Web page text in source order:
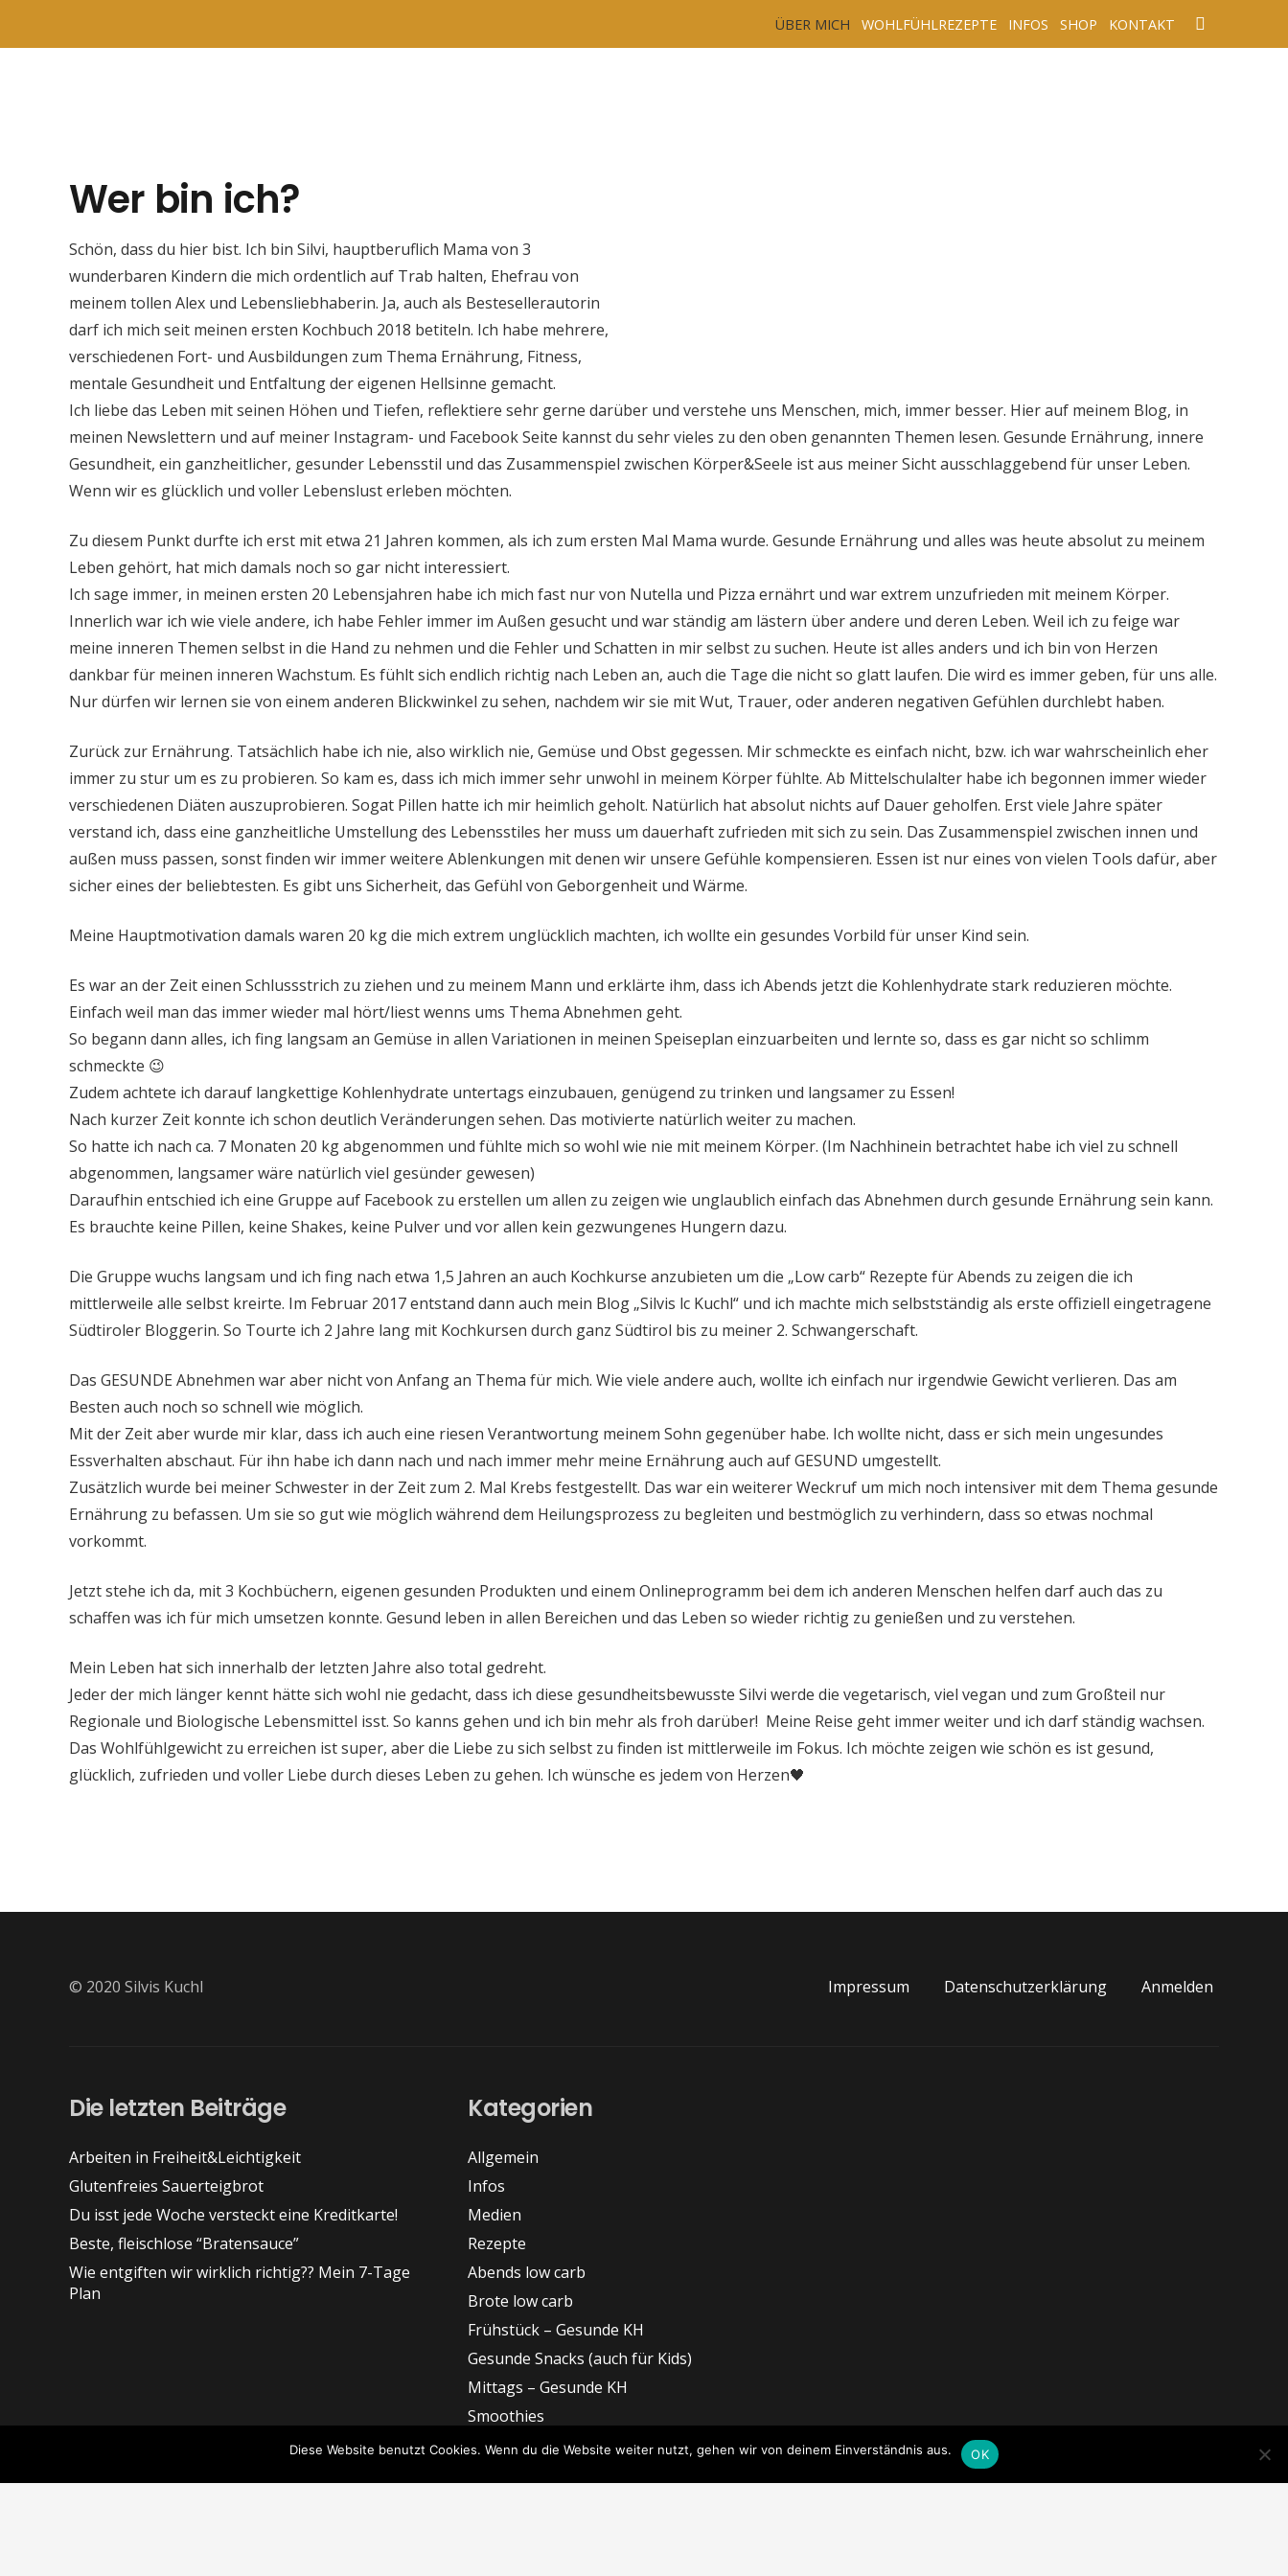
ÜBER MICH WOHLFÜHLREZEPTE INFOS SHOP KONTAKT
Wer bin ich?
Schön, dass du hier bist. Ich bin Silvi, hauptberuflich Mama von 3
wunderbaren Kindern die mich ordentlich auf Trab halten, Ehefrau von
meinem tollen Alex und Lebensliebhaberin. Ja, auch als Bestesellerautorin
darf ich mich seit meinen ersten Kochbuch 2018 betiteln. Ich habe mehrere,
verschiedenen Fort- und Ausbildungen zum Thema Ernährung, Fitness,
mentale Gesundheit und Entfaltung der eigenen Hellsinne gemacht.
Ich liebe das Leben mit seinen Höhen und Tiefen, reflektiere sehr gerne darüber und verstehe uns Menschen, mich, immer besser. Hier auf meinem Blog, in
meinen Newslettern und auf meiner Instagram- und Facebook Seite kannst du sehr vieles zu den oben genannten Themen lesen. Gesunde Ernährung, innere
Gesundheit, ein ganzheitlicher, gesunder Lebensstil und das Zusammenspiel zwischen Körper&Seele ist aus meiner Sicht ausschlaggebend für unser Leben.
Wenn wir es glücklich und voller Lebenslust erleben möchten.
Zu diesem Punkt durfte ich erst mit etwa 21 Jahren kommen, als ich zum ersten Mal Mama wurde. Gesunde Ernährung und alles was heute absolut zu meinem
Leben gehört, hat mich damals noch so gar nicht interessiert.
Ich sage immer, in meinen ersten 20 Lebensjahren habe ich mich fast nur von Nutella und Pizza ernährt und war extrem unzufrieden mit meinem Körper.
Innerlich war ich wie viele andere, ich habe Fehler immer im Außen gesucht und war ständig am lästern über andere und deren Leben. Weil ich zu feige war
meine inneren Themen selbst in die Hand zu nehmen und die Fehler und Schatten in mir selbst zu suchen. Heute ist alles anders und ich bin von Herzen
dankbar für meinen inneren Wachstum. Es fühlt sich endlich richtig nach Leben an, auch die Tage die nicht so glatt laufen. Die wird es immer geben, für uns alle.
Nur dürfen wir lernen sie von einem anderen Blickwinkel zu sehen, nachdem wir sie mit Wut, Trauer, oder anderen negativen Gefühlen durchlebt haben.
Zurück zur Ernährung. Tatsächlich habe ich nie, also wirklich nie, Gemüse und Obst gegessen. Mir schmeckte es einfach nicht, bzw. ich war wahrscheinlich eher
immer zu stur um es zu probieren. So kam es, dass ich mich immer sehr unwohl in meinem Körper fühlte. Ab Mittelschulalter habe ich begonnen immer wieder
verschiedenen Diäten auszuprobieren. Sogat Pillen hatte ich mir heimlich geholt. Natürlich hat absolut nichts auf Dauer geholfen. Erst viele Jahre später
verstand ich, dass eine ganzheitliche Umstellung des Lebensstiles her muss um dauerhaft zufrieden mit sich zu sein. Das Zusammenspiel zwischen innen und
außen muss passen, sonst finden wir immer weitere Ablenkungen mit denen wir unsere Gefühle kompensieren. Essen ist nur eines von vielen Tools dafür, aber
sicher eines der beliebtesten. Es gibt uns Sicherheit, das Gefühl von Geborgenheit und Wärme.
Meine Hauptmotivation damals waren 20 kg die mich extrem unglücklich machten, ich wollte ein gesundes Vorbild für unser Kind sein.
Es war an der Zeit einen Schlussstrich zu ziehen und zu meinem Mann und erklärte ihm, dass ich Abends jetzt die Kohlenhydrate stark reduzieren möchte.
Einfach weil man das immer wieder mal hört/liest wenns ums Thema Abnehmen geht.
So begann dann alles, ich fing langsam an Gemüse in allen Variationen in meinen Speiseplan einzuarbeiten und lernte so, dass es gar nicht so schlimm
schmeckte 😉
Zudem achtete ich darauf langkettige Kohlenhydrate untertags einzubauen, genügend zu trinken und langsamer zu Essen!
Nach kurzer Zeit konnte ich schon deutlich Veränderungen sehen. Das motivierte natürlich weiter zu machen.
So hatte ich nach ca. 7 Monaten 20 kg abgenommen und fühlte mich so wohl wie nie mit meinem Körper. (Im Nachhinein betrachtet habe ich viel zu schnell
abgenommen, langsamer wäre natürlich viel gesünder gewesen)
Daraufhin entschied ich eine Gruppe auf Facebook zu erstellen um allen zu zeigen wie unglaublich einfach das Abnehmen durch gesunde Ernährung sein kann.
Es brauchte keine Pillen, keine Shakes, keine Pulver und vor allen kein gezwungenes Hungern dazu.
Die Gruppe wuchs langsam und ich fing nach etwa 1,5 Jahren an auch Kochkurse anzubieten um die „Low carb“ Rezepte für Abends zu zeigen die ich
mittlerweile alle selbst kreirte. Im Februar 2017 entstand dann auch mein Blog „Silvis lc Kuchl“ und ich machte mich selbstständig als erste offiziell eingetragene
Südtiroler Bloggerin. So Tourte ich 2 Jahre lang mit Kochkursen durch ganz Südtirol bis zu meiner 2. Schwangerschaft.
Das GESUNDE Abnehmen war aber nicht von Anfang an Thema für mich. Wie viele andere auch, wollte ich einfach nur irgendwie Gewicht verlieren. Das am
Besten auch noch so schnell wie möglich.
Mit der Zeit aber wurde mir klar, dass ich auch eine riesen Verantwortung meinem Sohn gegenüber habe. Ich wollte nicht, dass er sich mein ungesundes
Essverhalten abschaut. Für ihn habe ich dann nach und nach immer mehr meine Ernährung auch auf GESUND umgestellt.
Zusätzlich wurde bei meiner Schwester in der Zeit zum 2. Mal Krebs festgestellt. Das war ein weiterer Weckruf um mich noch intensiver mit dem Thema gesunde
Ernährung zu befassen. Um sie so gut wie möglich während dem Heilungsprozess zu begleiten und bestmöglich zu verhindern, dass so etwas nochmal
vorkommt.
Jetzt stehe ich da, mit 3 Kochbüchern, eigenen gesunden Produkten und einem Onlineprogramm bei dem ich anderen Menschen helfen darf auch das zu
schaffen was ich für mich umsetzen konnte. Gesund leben in allen Bereichen und das Leben so wieder richtig zu genießen und zu verstehen.
Mein Leben hat sich innerhalb der letzten Jahre also total gedreht.
Jeder der mich länger kennt hätte sich wohl nie gedacht, dass ich diese gesundheitsbewusste Silvi werde die vegetarisch, viel vegan und zum Großteil nur
Regionale und Biologische Lebensmittel isst. So kanns gehen und ich bin mehr als froh darüber! Meine Reise geht immer weiter und ich darf ständig wachsen.
Das Wohlfühlgewicht zu erreichen ist super, aber die Liebe zu sich selbst zu finden ist mittlerweile im Fokus. Ich möchte zeigen wie schön es ist gesund,
glücklich, zufrieden und voller Liebe durch dieses Leben zu gehen. Ich wünsche es jedem von Herzen🖤
© 2020 Silvis Kuchl Impressum Datenschutzerklärung Anmelden
Die letzten Beiträge
Arbeiten in Freiheit&Leichtigkeit
Glutenfreies Sauerteigbrot
Du isst jede Woche versteckt eine Kreditkarte!
Beste, fleischlose “Bratensauce”
Wie entgiften wir wirklich richtig?? Mein 7-Tage
Plan
Kategorien
Allgemein
Infos
Medien
Rezepte
Abends low carb
Brote low carb
Frühstück – Gesunde KH
Gesunde Snacks (auch für Kids)
Mittags – Gesunde KH
Smoothies
Suppen & Beilagen low carb
Diese Website benutzt Cookies. Wenn du die Website weiter nutzt, gehen wir von deinem Einverständnis aus. OK